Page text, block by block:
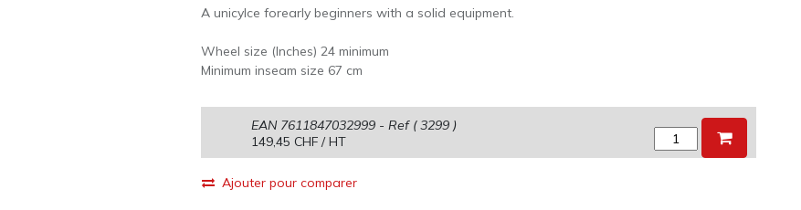
A unicylce forearly beginners with a solid equipment.
Wheel size (Inches) 24 minimum
Minimum inseam size 67 cm
149,45 CHF/ HT
EAN 7611847032999- Ref (3299)
Ajouter pour comparer